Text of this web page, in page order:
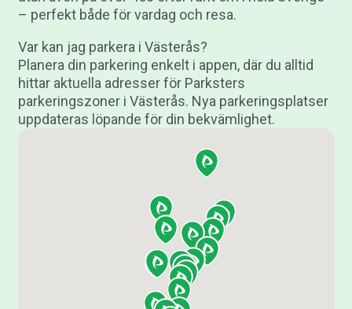
– perfekt både för vardag och resa.
Var kan jag parkera i Västerås?
Planera din parkering enkelt i appen, där du alltid
hittar aktuella adresser för Parksters
parkeringszoner i Västerås. Nya parkeringsplatser
uppdateras löpande för din bekvämlighet.